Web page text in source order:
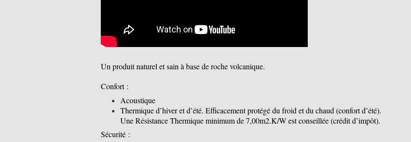
Un produit naturel et sain à base de roche volcanique.
Confort :
Acoustique
Thermique d’hiver et d’été. Efficacement protégé du froid et du chaud (confort d’été).
Une Résistance Thermique minimum de 7,00m2.K/W est conseillée (crédit d’impôt).
Sécurité :